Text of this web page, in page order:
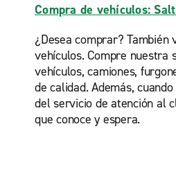
Compra de vehículos:
¿Desea comprar? También
vehículos. Compre nuestra
vehículos, camiones,
de calidad. Además,
del servicio de atención al
que conoce y espera.